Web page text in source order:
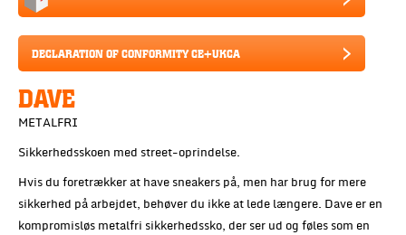
DECLARATION OF CONFORMITY CE+UKCA
DAVE
METALFRI
Sikkerhedsskoen med street-oprindelse.
Hvis du foretrækker at have sneakers på, men har brug for mere
sikkerhed på arbejdet, behøver du ikke at lede længere. Dave er en
kompromisløs metalfri sikkerhedssko, der ser ud og føles som en